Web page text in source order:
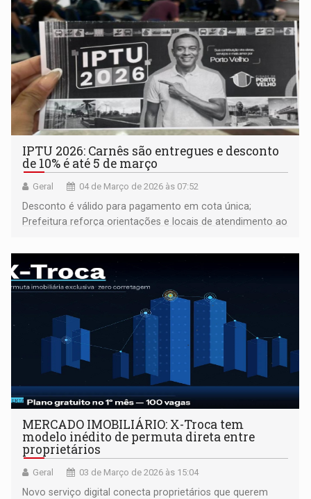
IPTU 2026: Carnês são entregues e desconto
de 10% é até 5 de março
Geral 04 de Março de 2026 às 07:52
Desconto é válido para pagamento em cota única;
Prefeitura reforça orientações e locais de atendimento ao
MERCADO IMOBILIÁRIO: X-Troca tem
modelo inédito de permuta direta entre
proprietários
Geral 03 de Março de 2026 às 15:04
Novo serviço digital conecta proprietários que querem